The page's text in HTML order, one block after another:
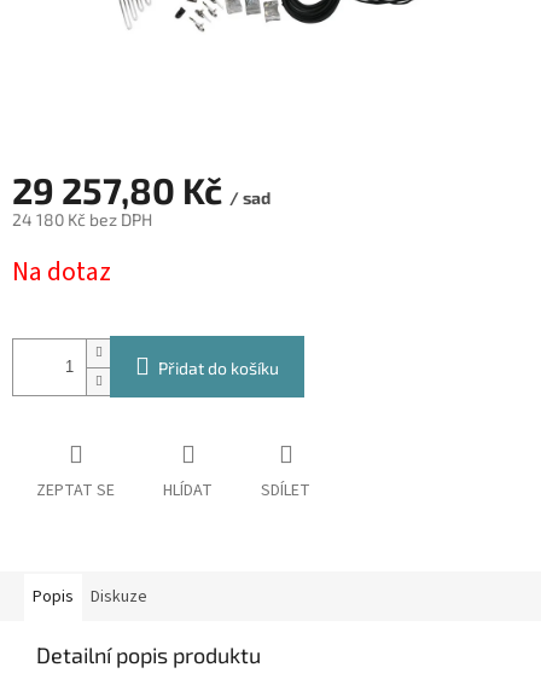
29 257,80 Kč / sad
24 180 Kč bez DPH
cena:
Na dotaz
Přidat do košíku
ZEPTAT SE HLÍDAT SDÍLET
Popis Diskuze
Detailní popis produktu